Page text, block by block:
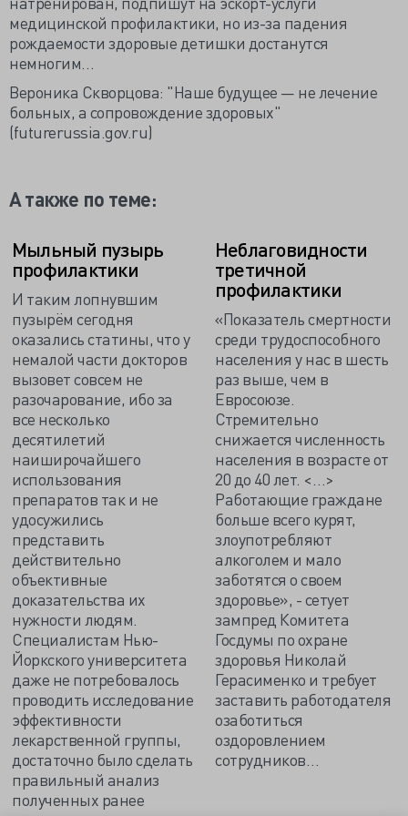
медицинской профилактики, но из-за падения
рождаемости здоровые детишки достанутся
немногим…
Вероника Скворцова: "Наше будущее — не лечение
больных, а сопровождение здоровых"
(futurerussia.gov.ru)
А также по теме:
Мыльный пузырь
профилактики
И таким лопнувшим
пузырём сегодня
оказались статины, что у
немалой части докторов
вызовет совсем не
разочарование, ибо за
все несколько
десятилетий
наиширочайшего
использования
препаратов так и не
удосужились
представить
действительно
объективные
доказательства их
нужности людям.
Специалистам Нью-
Йоркского университета
даже не потребовалось
проводить исследование
эффективности
лекарственной группы,
достаточно было сделать
правильный анализ
полученных ранее
Неблаговидности
третичной
профилактики
«Показатель смертности
среди трудоспособного
населения у нас в шесть
раз выше, чем в
Евросоюзе.
Стремительно
снижается численность
населения в возрасте от
20 до 40 лет. <…>
Работающие граждане
больше всего курят,
злоупотребляют
алкоголем и мало
заботятся о своем
здоровье», - сетует
зампред Комитета
Госдумы по охране
здоровья Николай
Герасименко и требует
заставить работодателя
озаботиться
оздоровлением
сотрудников…